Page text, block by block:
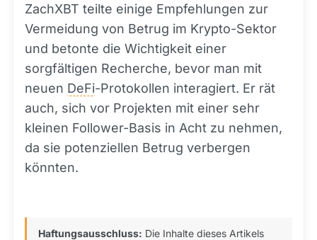
ZachXBT teilte einige Empfehlungen zur
Vermeidung von Betrug im Krypto-Sektor
und betonte die Wichtigkeit einer
sorgfältigen Recherche, bevor man mit
neuen DeFi-Protokollen interagiert. Er rät
auch, sich vor Projekten mit einer sehr
kleinen Follower-Basis in Acht zu nehmen,
da sie potenziellen Betrug verbergen
könnten.
Haftungsausschluss: Die Inhalte dieses Artikels